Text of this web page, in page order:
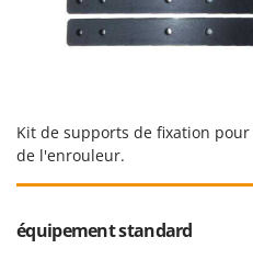
Udor
V
Verdemax
Kit de supports de fixation
de l'enrouleur.
équipement standard